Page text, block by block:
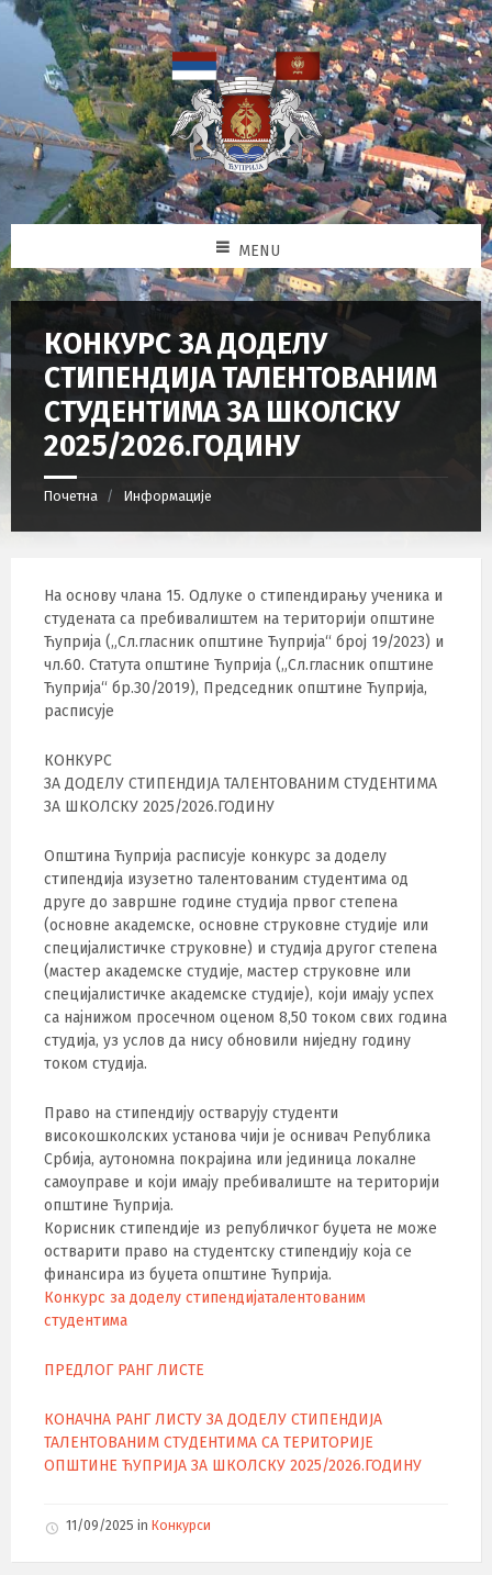
MENU
КОНКУРС ЗА ДОДЕЛУ
СТИПЕНДИЈА ТАЛЕНТОВАНИМ
СТУДЕНТИМА ЗА ШКОЛСКУ
2025/2026.ГОДИНУ
Почетна Информације
На основу члана 15. Одлуке о стипендирању ученика и
студената са пребивалиштем на територији општине
Ћуприја („Сл.гласник општине Ћуприја“ број 19/2023) и
чл.60. Статута општине Ћуприја („Сл.гласник општине
Ћуприја“ бр.30/2019), Председник општине Ћуприја,
расписује
КОНКУРС
ЗА ДОДЕЛУ СТИПЕНДИЈА ТАЛЕНТОВАНИМ СТУДЕНТИМА
ЗА ШКОЛСКУ 2025/2026.ГОДИНУ
Општина Ћуприја расписује конкурс за доделу
стипендија изузетно талентованим студентима од
друге до завршне године студија првог степена
(основне академске, основне струковне студије или
специјалистичке струковне) и студија другог степена
(мастер академске студије, мастер струковне или
специјалистичке академске студије), који имају успех
са најнижом просечном оценом 8,50 током свих година
студија, уз услов да нису обновили ниједну годину
током студија.
Право на стипендију остварују студенти
високошколских установа чији је оснивач Република
Србија, аутономна покрајина или јединица локалне
самоуправе и који имају пребивалиште на територији
општине Ћуприја.
Корисник стипендије из републичког буџета не може
остварити право на студентску стипендију која се
финансира из буџета општине Ћуприја.
Конкурс за доделу стипендијаталентованим
студентима
ПРЕДЛОГ РАНГ ЛИСТЕ
КОНАЧНА РАНГ ЛИСТУ ЗА ДОДЕЛУ СТИПЕНДИЈА
ТАЛЕНТОВАНИМ СТУДЕНТИМА СА ТЕРИТОРИЈЕ
ОПШТИНЕ ЋУПРИЈА ЗА ШКОЛСКУ 2025/2026.ГОДИНУ
11/09/2025 in Конкурси